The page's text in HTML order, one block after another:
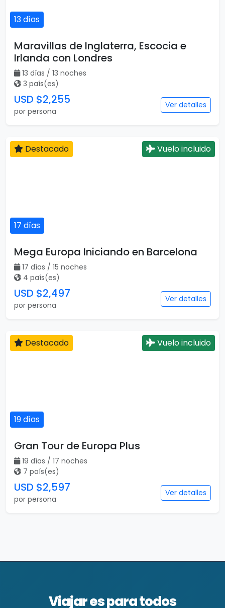
13 días
Maravillas de Inglaterra, Escocia e
Irlanda con Londres
13 días / 13 noches
3 país(es)
USD $2,255
por persona
Ver detalles
17 días
Destacado Vuelo incluido
Mega Europa Iniciando en Barcelona
17 días / 15 noches
4 país(es)
USD $2,497
por persona
Ver detalles
19 días
Destacado Vuelo incluido
Gran Tour de Europa Plus
19 días / 17 noches
7 país(es)
USD $2,597
por persona
Ver detalles
Viajar es para todos